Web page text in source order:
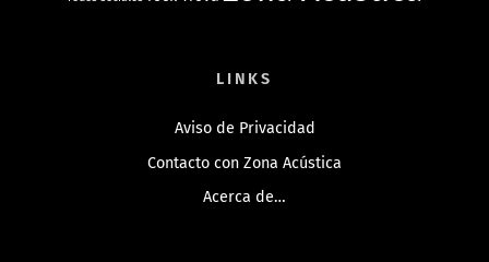
LINKS
Aviso de Privacidad
Contacto con Zona Acústica
Acerca de…